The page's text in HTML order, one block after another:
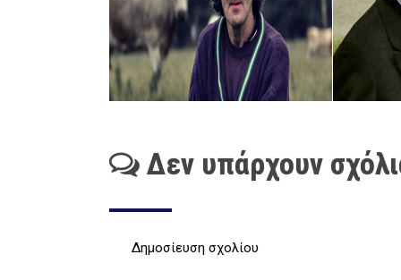
Δεν υπάρχουν
Δημοσίευση σχολίου